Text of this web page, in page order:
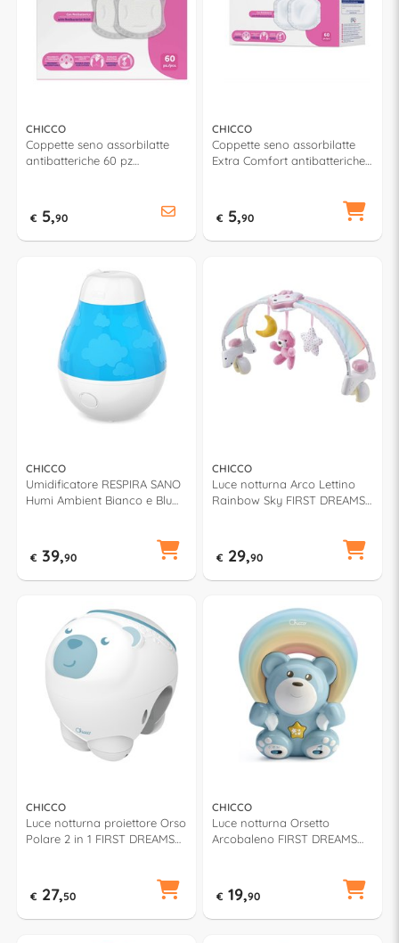
CHICCO
Coppette seno assorbilatte
antibatteriche 60 pz
€ 5,90
CHICCO
Coppette seno assorbilatte
Extra Comfort antibatteriche
€ 5,90
CHICCO
Umidificatore RESPIRA SANO
Humi Ambient Bianco e Blu
€ 39,90
CHICCO
Luce notturna Arco Lettino
Rainbow Sky FIRST DREAMS
€ 29,90
CHICCO
Luce notturna proiettore Orso
Polare 2 in 1 FIRST DREAMS
€ 27,50
CHICCO
Luce notturna Orsetto
Arcobaleno FIRST DREAMS
€ 19,90